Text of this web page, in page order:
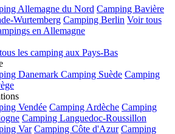
Allemagne du Nord Camping Bavière
Wurtemberg Camping Berlin Voir tous
en Allemagne
les camping aux Pays-Bas
Danemark Camping Suède Camping
Vendée Camping Ardèche Camping
Camping Languedoc-Roussillon
Var Camping Côte d'Azur Camping